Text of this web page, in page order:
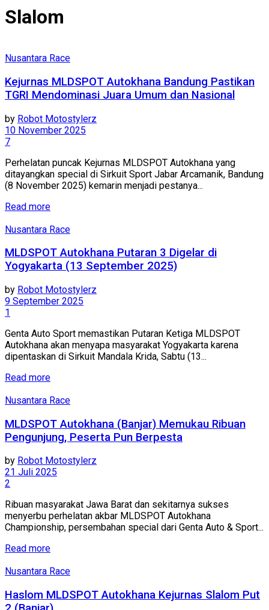
Slalom
Nusantara Race
Kejurnas MLDSPOT Autokhana Bandung Pastikan
TGRI Mendominasi Juara Umum dan Nasional
by Robot Motostylerz
10 November 2025
7
Perhelatan puncak Kejurnas MLDSPOT Autokhana yang
ditayangkan special di Sirkuit Sport Jabar Arcamanik, Bandung
(8 November 2025) kemarin menjadi pestanya...
Read more
Nusantara Race
MLDSPOT Autokhana Putaran 3 Digelar di
Yogyakarta (13 September 2025)
by Robot Motostylerz
9 September 2025
1
Genta Auto Sport memastikan Putaran Ketiga MLDSPOT
Autokhana akan menyapa masyarakat Yogyakarta karena
dipentaskan di Sirkuit Mandala Krida, Sabtu (13...
Read more
Nusantara Race
MLDSPOT Autokhana (Banjar) Memukau Ribuan
Pengunjung, Peserta Pun Berpesta
by Robot Motostylerz
21 Juli 2025
2
Ribuan masyarakat Jawa Barat dan sekitarnya sukses
menyerbu perhelatan akbar MLDSPOT Autokhana
Championship, persembahan special dari Genta Auto & Sport...
Read more
Nusantara Race
Haslom MLDSPOT Autokhana Kejurnas Slalom Put